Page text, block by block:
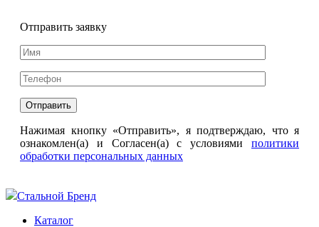
Отправить заявку
Нажимая кнопку «Отправить», я подтверждаю, что я
ознакомлен(а) и Согласен(а) с условиями политики
обработки персональных данных
Стальной Бренд
Каталог